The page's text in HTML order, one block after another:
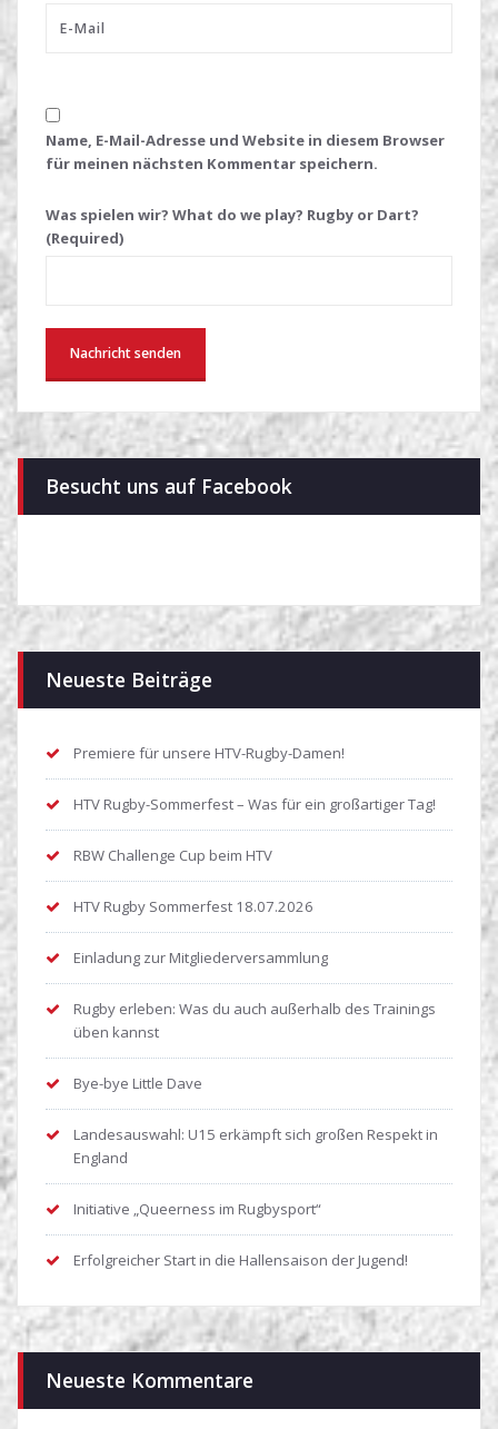
Name, E-Mail-Adresse und Website in diesem Browser
für meinen nächsten Kommentar speichern.
Was spielen wir? What do we play? Rugby or Dart?
(Required)
Besucht uns auf Facebook
Neueste Beiträge
Premiere für unsere HTV-Rugby-Damen!
HTV Rugby-Sommerfest – Was für ein großartiger Tag!
RBW Challenge Cup beim HTV
HTV Rugby Sommerfest 18.07.2026
Einladung zur Mitgliederversammlung
Rugby erleben: Was du auch außerhalb des Trainings
üben kannst
Bye-bye Little Dave
Landesauswahl: U15 erkämpft sich großen Respekt in
England
Initiative „Queerness im Rugbysport“
Erfolgreicher Start in die Hallensaison der Jugend!
Neueste Kommentare